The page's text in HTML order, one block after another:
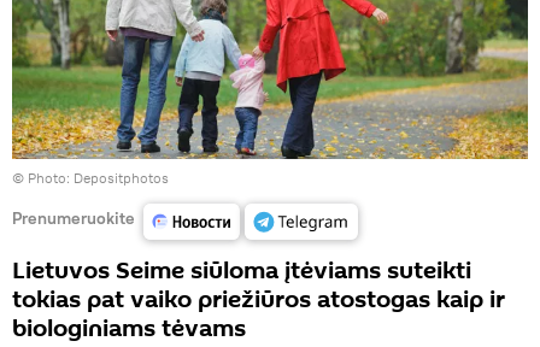
© Photo: Depositphotos
Prenumeruokite
Lietuvos Seime siūloma įtėviams suteikti
tokias pat vaiko priežiūros atostogas kaip ir
biologiniams tėvams